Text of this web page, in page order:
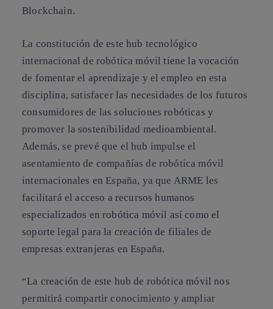
Blockchain.
La constitución de este hub tecnológico
internacional de robótica móvil tiene la vocación
de fomentar el aprendizaje y el empleo en esta
disciplina, satisfacer las necesidades de los futuros
consumidores de las soluciones robóticas y
promover la sostenibilidad medioambiental.
Además, se prevé que el hub impulse el
asentamiento de compañías de robótica móvil
internacionales en España, ya que ARME les
facilitará el acceso a recursos humanos
especializados en robótica móvil así como el
soporte legal para la creación de filiales de
empresas extranjeras en España.
“La creación de este hub de robótica móvil nos
permitirá compartir conocimiento y ampliar